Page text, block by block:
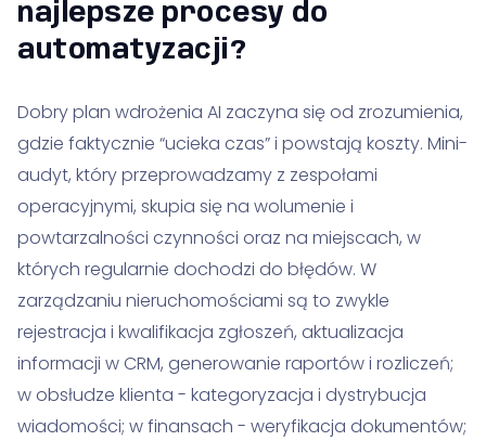
najlepsze procesy do
automatyzacji?
Dobry plan wdrożenia AI zaczyna się od zrozumienia,
gdzie faktycznie “ucieka czas” i powstają koszty. Mini-
audyt, który przeprowadzamy z zespołami
operacyjnymi, skupia się na wolumenie i
powtarzalności czynności oraz na miejscach, w
których regularnie dochodzi do błędów. W
zarządzaniu nieruchomościami są to zwykle
rejestracja i kwalifikacja zgłoszeń, aktualizacja
informacji w CRM, generowanie raportów i rozliczeń;
w obsłudze klienta - kategoryzacja i dystrybucja
wiadomości; w finansach - weryfikacja dokumentów;